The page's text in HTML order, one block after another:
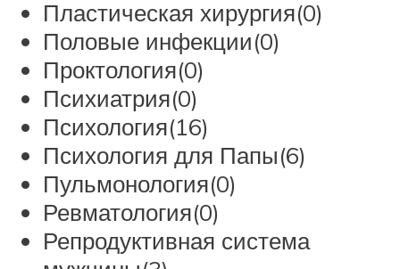
Пластическая хирургия(0)
Половые инфекции(0)
Проктология(0)
Психиатрия(0)
Психология(16)
Психология для Папы(6)
Пульмонология(0)
Ревматология(0)
Репродуктивная система